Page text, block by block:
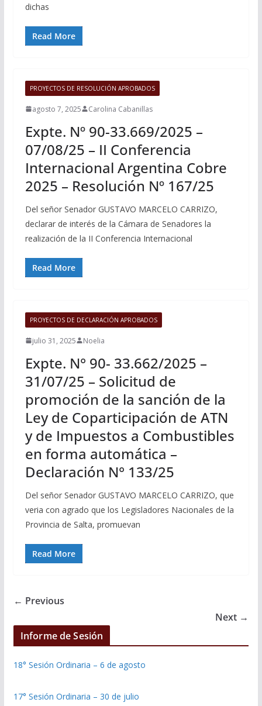
dichas
Read More
PROYECTOS DE RESOLUCIÓN APROBADOS
agosto 7, 2025 Carolina Cabanillas
Expte. Nº 90-33.669/2025 –
07/08/25 – II Conferencia
Internacional Argentina Cobre
2025 – Resolución Nº 167/25
Del señor Senador GUSTAVO MARCELO CARRIZO,
declarar de interés de la Cámara de Senadores la
realización de la II Conferencia Internacional
Read More
PROYECTOS DE DECLARACIÓN APROBADOS
julio 31, 2025 Noelia
Expte. N° 90- 33.662/2025 –
31/07/25 – Solicitud de
promoción de la sanción de la
Ley de Coparticipación de ATN
y de Impuestos a Combustibles
en forma automática –
Declaración N° 133/25
Del señor Senador GUSTAVO MARCELO CARRIZO, que
veria con agrado que los Legisladores Nacionales de la
Provincia de Salta, promuevan
Read More
← Previous
Next →
Informe de Sesión
18° Sesión Ordinaria – 6 de agosto
17° Sesión Ordinaria – 30 de julio